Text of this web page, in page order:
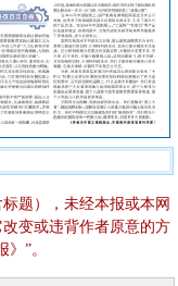
题），未经本报或本网
变或违背作者原意的方
”。